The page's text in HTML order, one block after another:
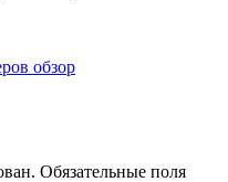
обзор
Обязательные поля